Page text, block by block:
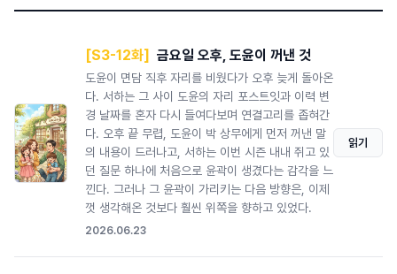
[S3-12화] 금요일 오후, 도윤이 꺼낸 것
도윤이 면담 직후 자리를 비웠다가 오후 늦게 돌아온
다. 서하는 그 사이 도윤의 자리 포스트잇과 이력 변
경 날짜를 혼자 다시 들여다보며 연결고리를 좁혀간
다. 오후 끝 무렵, 도윤이 박 상무에게 먼저 꺼낸 말
의 내용이 드러나고, 서하는 이번 시즌 내내 쥐고 있
던 질문 하나에 처음으로 윤곽이 생겼다는 감각을 느
낀다. 그러나 그 윤곽이 가리키는 다음 방향은, 이제
껏 생각해온 것보다 훨씬 위쪽을 향하고 있었다.
2026.06.23
읽기